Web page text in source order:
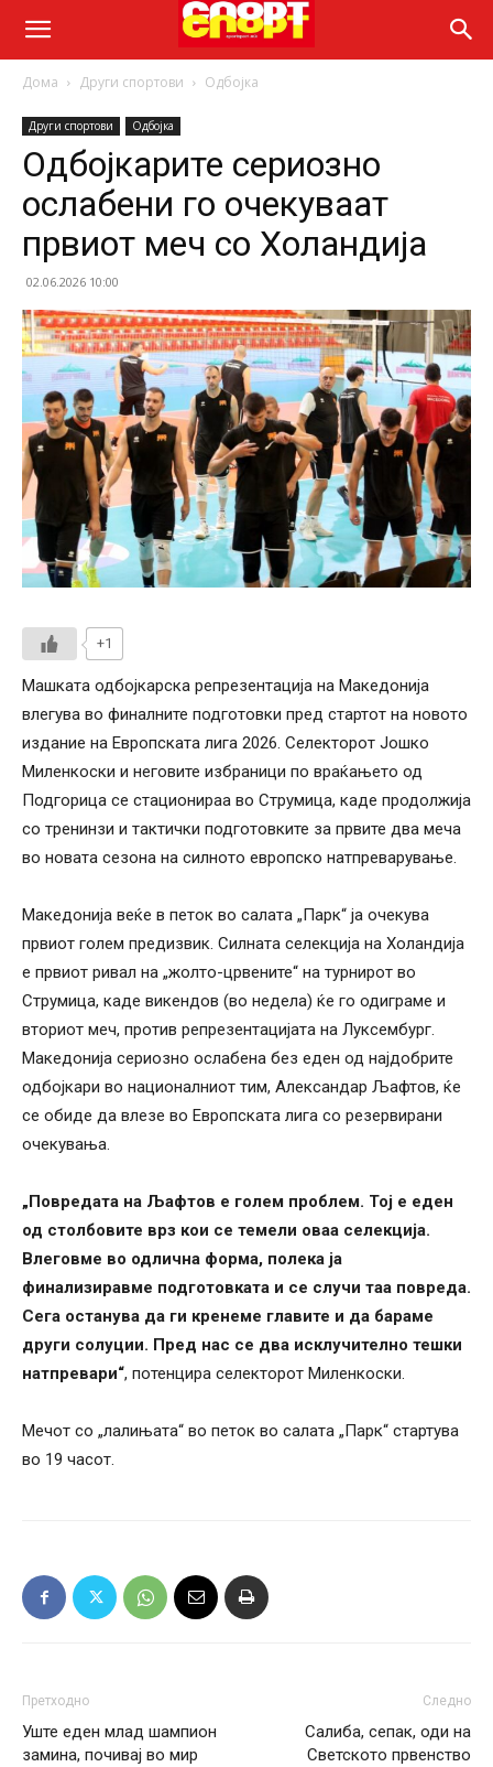
Дома Други спортови Одбојка
Други спортови Одбојка
Одбојкарите сериозно
ослабени го очекуваат
првиот меч со Холандија
02.06.2026 10:00
+1
Машката одбојкарска репрезентација на Македонија
влегува во финалните подготовки пред стартот на новото
издание на Европската лига 2026. Селекторот Јошко
Миленкоски и неговите избраници по враќањето од
Подгорица се стационираа во Струмица, каде продолжија
со тренинзи и тактички подготовките за првите два меча
во новата сезона на силното европско натпреварување.
Македонија веќе в петок во салата „Парк“ ја очекува
првиот голем предизвик. Силната селекција на Холандија
е првиот ривал на „жолто-црвените“ на турнирот во
Струмица, каде викендов (во недела) ќе го одиграме и
вториот меч, против репрезентацијата на Луксембург.
Македонија сериозно ослабена без еден од најдобрите
одбојкари во националниот тим, Александар Љафтов, ќе
се обиде да влезе во Европската лига со резервирани
очекувања.
„Повредата на Љафтов е голем проблем. Тој е еден
од столбовите врз кои се темели оваа селекција.
Влеговме во одлична форма, полека ја
финализиравме подготовката и се случи таа повреда.
Сега останува да ги кренеме главите и да бараме
други солуции. Пред нас се два исклучително тешки
натпревари“, потенцира селекторот Миленкоски.
Мечот со „лалињата“ во петок во салата „Парк“ стартува
во 19 часот.
Претходно
Уште еден млад шампион
замина, почивај во мир
Следно
Салиба, сепак, оди на
Светското првенство